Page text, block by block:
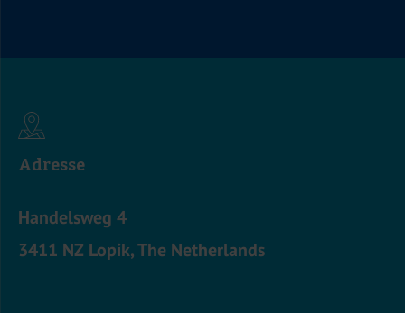
Adresse
Handelsweg 4
3411 NZ Lopik, The Netherlands